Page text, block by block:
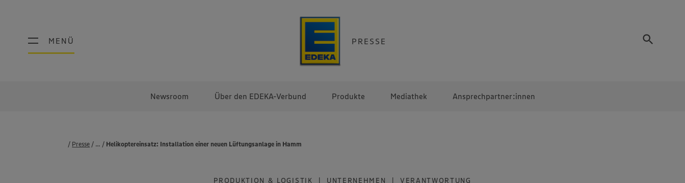
MENÜ PRESSE
MENÜ
Newsroom Über den EDEKA-Verbund Produkte Mediathek Ansprechpartner:innen
Presse Pressemeldungen
Helikoptereinsatz: Installation einer neuen Lüftungsanlage in Hamm
...
PRODUKTION & LOGISTIK | UNTERNEHMEN | VERANTWORTUNG